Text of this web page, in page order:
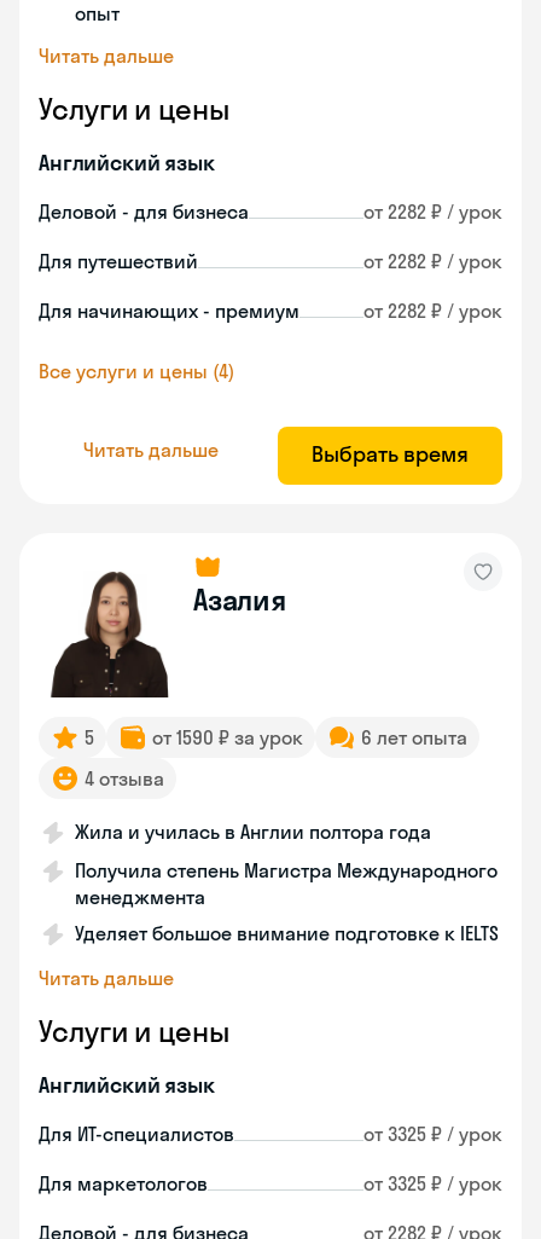
опыт
Читать дальше
Услуги и цены
Английский язык
Деловой - для бизнеса от 2282 ₽ / урок
Для путешествий от 2282 ₽ / урок
Для начинающих - премиум от 2282 ₽ / урок
Все услуги и цены (4)
Читать дальше Выбрать время
Азалия
5 от 1590 ₽ за урок
6 лет опыта
4 отзыва
Жила и училась в Англии полтора года
Получила степень Магистра Международного
менеджмента
Уделяет большое внимание подготовке к IELTS
Читать дальше
Услуги и цены
Английский язык
Для ИТ-специалистов от 3325 ₽ / урок
Для маркетологов от 3325 ₽ / урок
Деловой - для бизнеса от 2282 ₽ / урок